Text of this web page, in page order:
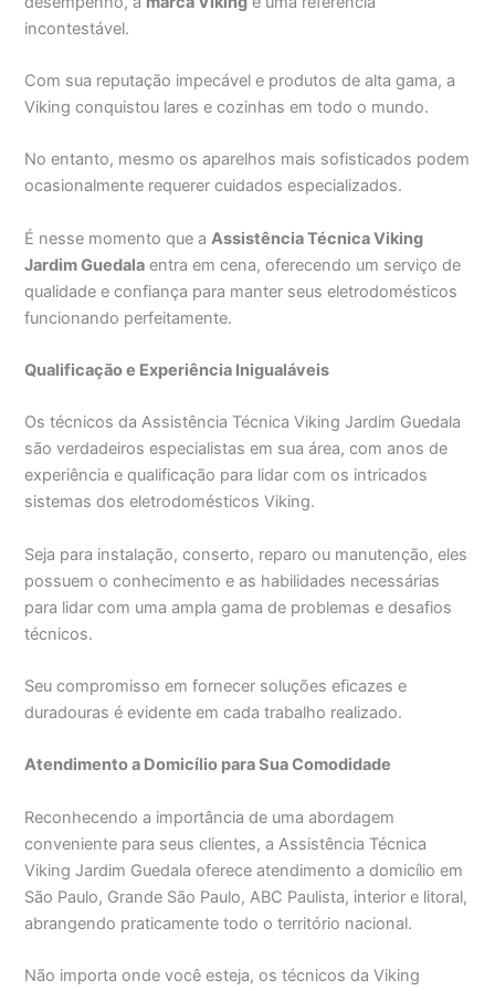
incontestável.
Com sua reputação impecável e produtos de alta gama, a
Viking conquistou lares e cozinhas em todo o mundo.
No entanto, mesmo os aparelhos mais sofisticados podem
ocasionalmente requerer cuidados especializados.
É nesse momento que aAssistência Técnica Viking
Jardim Guedala entra em cena, oferecendo um serviço de
qualidade e confiança para manter seus eletrodomésticos
funcionando perfeitamente.
Qualificação e Experiência Inigualáveis
Os técnicos da Assistência Técnica Viking Jardim Guedala
são verdadeiros especialistas em sua área, com anos de
experiência e qualificação para lidar com os intricados
sistemas dos eletrodomésticos Viking.
Seja para instalação, conserto, reparo ou manutenção, eles
possuem o conhecimento e as habilidades necessárias
para lidar com uma ampla gama de problemas e desafios
técnicos.
Seu compromisso em fornecer soluções eficazes e
duradouras é evidente em cada trabalho realizado.
Atendimento a Domicílio para Sua Comodidade
Reconhecendo a importância de uma abordagem
conveniente para seus clientes, a Assistência Técnica
Viking Jardim Guedala oferece atendimento a domicílio em
São Paulo, Grande São Paulo, ABC Paulista, interior e litoral,
abrangendo praticamente todo o território nacional.
Não importa onde você esteja, os técnicos da Viking